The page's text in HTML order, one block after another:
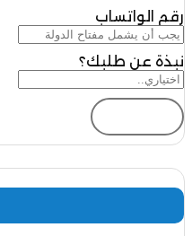
رقم الواتساب
نبذة عن طلبك؟